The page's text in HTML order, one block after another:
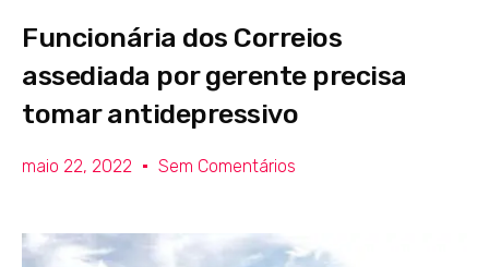
Funcionária dos Correios
assediada por gerente precisa
tomar antidepressivo
maio 22, 2022 Sem Comentários